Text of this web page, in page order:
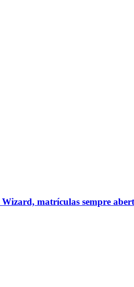
matrículas sempre